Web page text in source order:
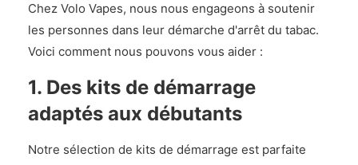
Chez Volo Vapes, nous nous engageons à soutenir
les personnes dans leur démarche d'arrêt du tabac.
Voici comment nous pouvons vous aider :
1. Des kits de démarrage
adaptés aux débutants
Notre sélection de kits de démarrage est parfaite